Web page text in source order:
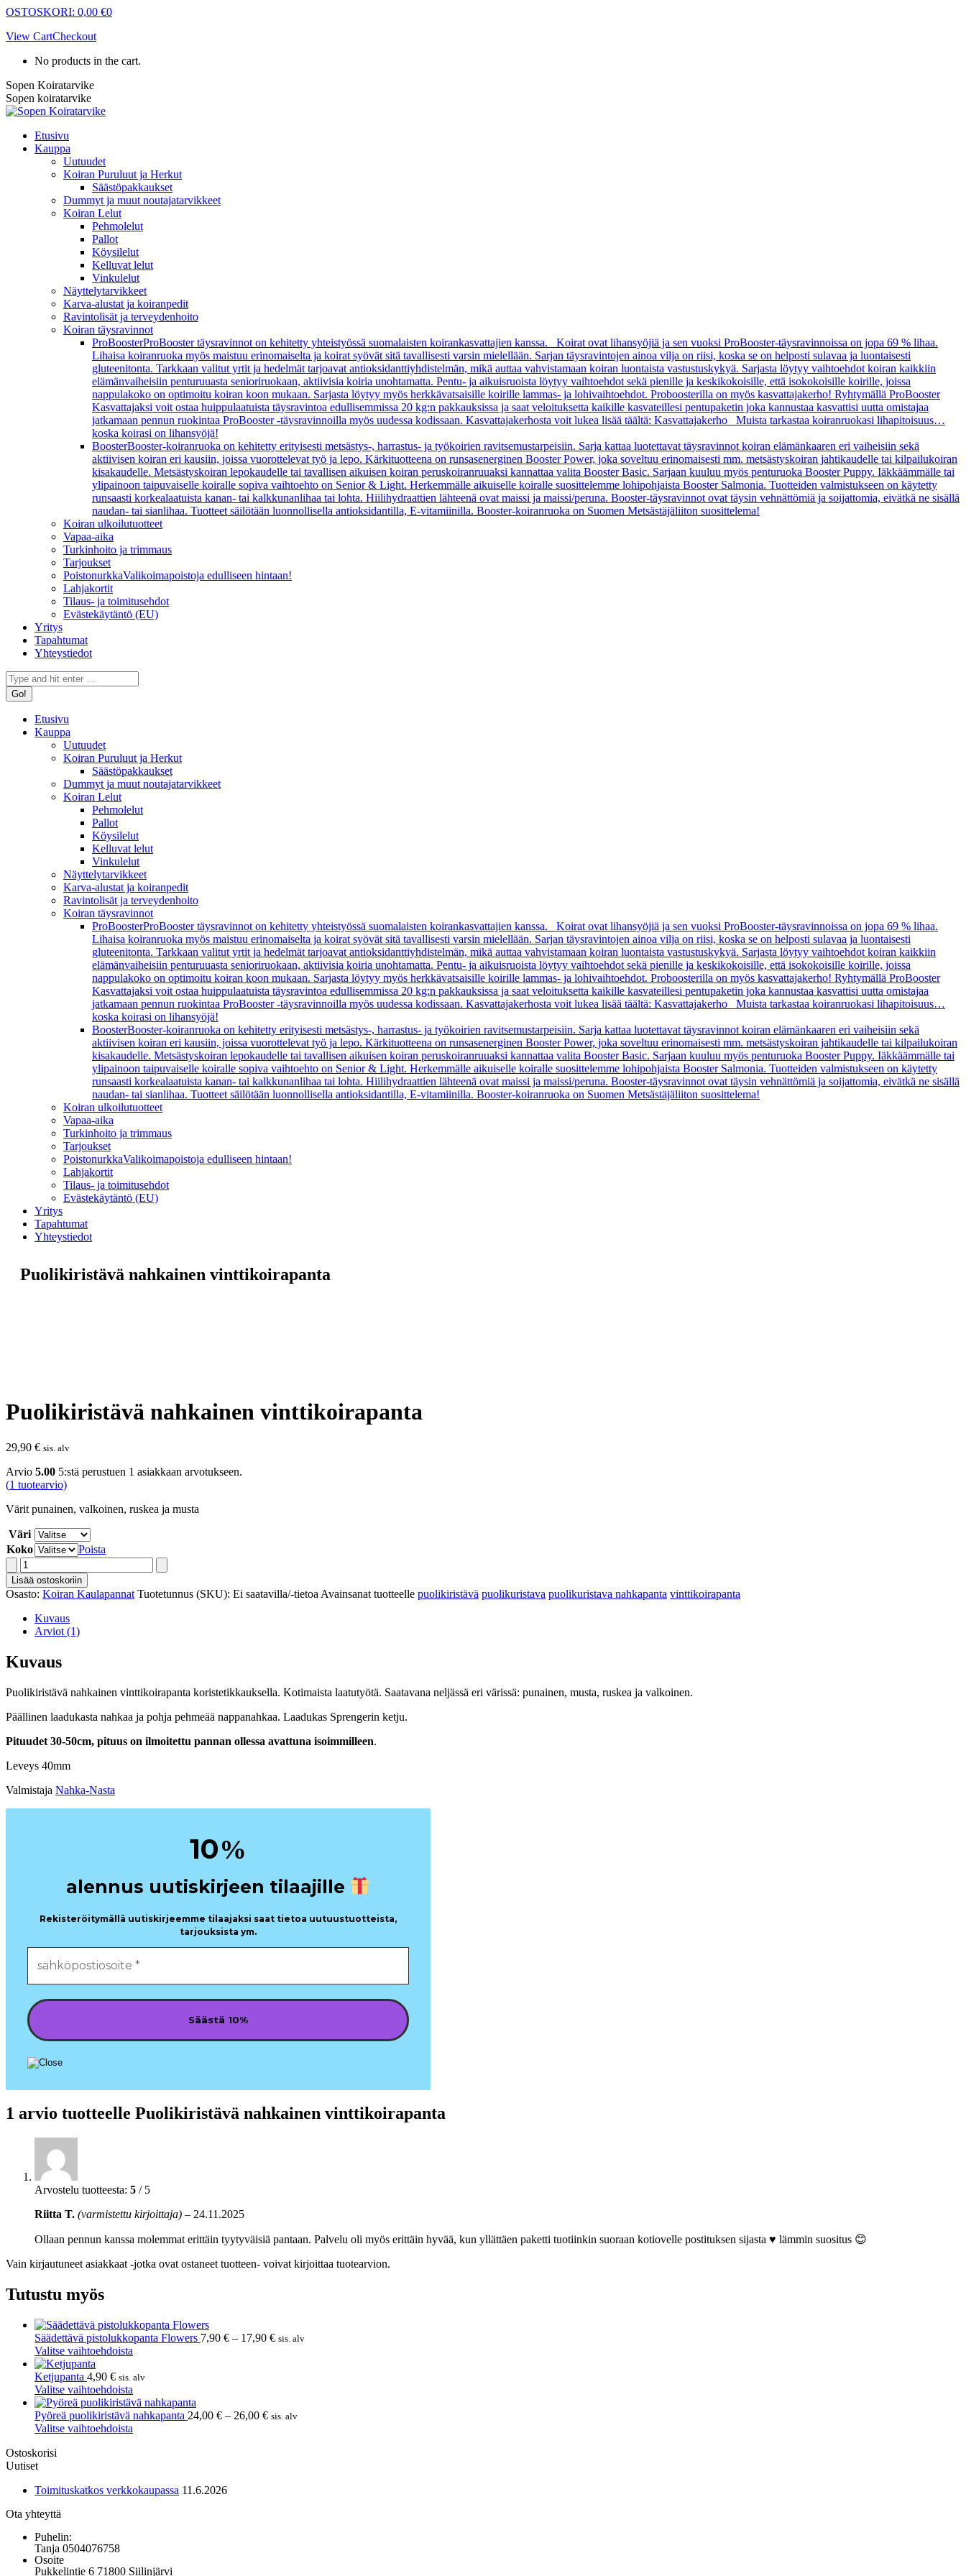
Skip
content
OSTOSKORI: 0,00 €0
View CartCheckout
No products in the cart.
Sopen Koiratarvike
Sopen koiratarvike
Etusivu
Kauppa
Uutuudet
Koiran Puruluut ja Herkut
Säästöpakkaukset
Dummyt ja muut noutajatarvikkeet
Koiran Lelut
Pehmolelut
Pallot
Köysilelut
Kelluvat lelut
Vinkulelut
Näyttelytarvikkeet
Karva-alustat ja koiranpedit
Ravintolisät ja terveydenhoito
Koiran täysravinnot
ProBoosterProBooster täysravinnot on kehitetty yhteistyössä suomalaisten koirankasvattajien kanssa. Koirat ovat lihansyöjiä ja sen vuoksi ProBooster-täysravinnoissa on jopa 69 % lihaa.
Lihaisa koiranruoka myös maistuu erinomaiselta ja koirat syövät sitä tavallisesti varsin mielellään. Sarjan täysravintojen ainoa vilja on riisi, koska se on helposti sulavaa ja luontaisesti
gluteenitonta. Tarkkaan valitut yrtit ja hedelmät tarjoavat antioksidanttiyhdistelmän, mikä auttaa vahvistamaan koiran luontaista vastustuskykyä. Sarjasta löytyy vaihtoehdot koiran kaikkiin
elämänvaiheisiin penturuuasta senioriruokaan, aktiivisia koiria unohtamatta. Pentu- ja aikuisruoista löytyy vaihtoehdot sekä pienille ja keskikokoisille, että isokokoisille koirille, joissa
nappulakoko on optimoitu koiran koon mukaan. Sarjasta löytyy myös herkkävatsaisille koirille lammas- ja lohivaihtoehdot. Proboosterilla on myös kasvattajakerho! Ryhtymällä ProBooster
Kasvattajaksi voit ostaa huippulaatuista täysravintoa edullisemmissa 20 kg:n pakkauksissa ja saat veloituksetta kaikille kasvateillesi pentupaketin joka kannustaa kasvattisi uutta omistajaa
jatkamaan pennun ruokintaa ProBooster -täysravinnoilla myös uudessa kodissaan. Kasvattajakerhosta voit lukea lisää täältä: Kasvattajakerho Muista tarkastaa koiranruokasi lihapitoisuus…
koska koirasi on lihansyöjä!
BoosterBooster-koiranruoka on kehitetty erityisesti metsästys-, harrastus- ja työkoirien ravitsemustarpeisiin. Sarja kattaa luotettavat täysravinnot koiran elämänkaaren eri vaiheisiin sekä
aktiivisen koiran eri kausiin, joissa vuorottelevat työ ja lepo. Kärkituotteena on runsasenerginen Booster Power, joka soveltuu erinomaisesti mm. metsästyskoiran jahtikaudelle tai kilpailukoiran
kisakaudelle. Metsästyskoiran lepokaudelle tai tavallisen aikuisen koiran peruskoiranruuaksi kannattaa valita Booster Basic. Sarjaan kuuluu myös penturuoka Booster Puppy. Iäkkäämmälle tai
ylipainoon taipuvaiselle koiralle sopiva vaihtoehto on Senior & Light. Herkemmälle aikuiselle koiralle suosittelemme lohipohjaista Booster Salmonia. Tuotteiden valmistukseen on käytetty
runsaasti korkealaatuista kanan- tai kalkkunanlihaa tai lohta. Hiilihydraattien lähteenä ovat maissi ja maissi/peruna. Booster-täysravinnot ovat täysin vehnättömiä ja soijattomia, eivätkä ne sisällä
naudan- tai sianlihaa. Tuotteet säilötään luonnollisella antioksidantilla, E-vitamiinilla. Booster-koiranruoka on Suomen Metsästäjäliiton suosittelema!
Koiran ulkoilutuotteet
Vapaa-aika
Turkinhoito ja trimmaus
Tarjoukset
PoistonurkkaValikoimapoistoja edulliseen hintaan!
Lahjakortit
Tilaus- ja toimitusehdot
Evästekäytäntö (EU)
Yritys
Tapahtumat
Yhteystiedot
Search:
Etusivu
Kauppa
Uutuudet
Koiran Puruluut ja Herkut
Säästöpakkaukset
Dummyt ja muut noutajatarvikkeet
Koiran Lelut
Pehmolelut
Pallot
Köysilelut
Kelluvat lelut
Vinkulelut
Näyttelytarvikkeet
Karva-alustat ja koiranpedit
Ravintolisät ja terveydenhoito
Koiran täysravinnot
ProBoosterProBooster täysravinnot on kehitetty yhteistyössä suomalaisten koirankasvattajien kanssa. Koirat ovat lihansyöjiä ja sen vuoksi ProBooster-täysravinnoissa on jopa 69 % lihaa.
Lihaisa koiranruoka myös maistuu erinomaiselta ja koirat syövät sitä tavallisesti varsin mielellään. Sarjan täysravintojen ainoa vilja on riisi, koska se on helposti sulavaa ja luontaisesti
gluteenitonta. Tarkkaan valitut yrtit ja hedelmät tarjoavat antioksidanttiyhdistelmän, mikä auttaa vahvistamaan koiran luontaista vastustuskykyä. Sarjasta löytyy vaihtoehdot koiran kaikkiin
elämänvaiheisiin penturuuasta senioriruokaan, aktiivisia koiria unohtamatta. Pentu- ja aikuisruoista löytyy vaihtoehdot sekä pienille ja keskikokoisille, että isokokoisille koirille, joissa
nappulakoko on optimoitu koiran koon mukaan. Sarjasta löytyy myös herkkävatsaisille koirille lammas- ja lohivaihtoehdot. Proboosterilla on myös kasvattajakerho! Ryhtymällä ProBooster
Kasvattajaksi voit ostaa huippulaatuista täysravintoa edullisemmissa 20 kg:n pakkauksissa ja saat veloituksetta kaikille kasvateillesi pentupaketin joka kannustaa kasvattisi uutta omistajaa
jatkamaan pennun ruokintaa ProBooster -täysravinnoilla myös uudessa kodissaan. Kasvattajakerhosta voit lukea lisää täältä: Kasvattajakerho Muista tarkastaa koiranruokasi lihapitoisuus…
koska koirasi on lihansyöjä!
BoosterBooster-koiranruoka on kehitetty erityisesti metsästys-, harrastus- ja työkoirien ravitsemustarpeisiin. Sarja kattaa luotettavat täysravinnot koiran elämänkaaren eri vaiheisiin sekä
aktiivisen koiran eri kausiin, joissa vuorottelevat työ ja lepo. Kärkituotteena on runsasenerginen Booster Power, joka soveltuu erinomaisesti mm. metsästyskoiran jahtikaudelle tai kilpailukoiran
kisakaudelle. Metsästyskoiran lepokaudelle tai tavallisen aikuisen koiran peruskoiranruuaksi kannattaa valita Booster Basic. Sarjaan kuuluu myös penturuoka Booster Puppy. Iäkkäämmälle tai
ylipainoon taipuvaiselle koiralle sopiva vaihtoehto on Senior & Light. Herkemmälle aikuiselle koiralle suosittelemme lohipohjaista Booster Salmonia. Tuotteiden valmistukseen on käytetty
runsaasti korkealaatuista kanan- tai kalkkunanlihaa tai lohta. Hiilihydraattien lähteenä ovat maissi ja maissi/peruna. Booster-täysravinnot ovat täysin vehnättömiä ja soijattomia, eivätkä ne sisällä
naudan- tai sianlihaa. Tuotteet säilötään luonnollisella antioksidantilla, E-vitamiinilla. Booster-koiranruoka on Suomen Metsästäjäliiton suosittelema!
Koiran ulkoilutuotteet
Vapaa-aika
Turkinhoito ja trimmaus
Tarjoukset
PoistonurkkaValikoimapoistoja edulliseen hintaan!
Lahjakortit
Tilaus- ja toimitusehdot
Evästekäytäntö (EU)
Yritys
Tapahtumat
Yhteystiedot
Puolikiristävä nahkainen vinttikoirapanta
Puolikiristävä nahkainen vinttikoirapanta
29,90 € sis. alv
Arvio 5.00 5:stä perustuen 1 asiakkaan arvotukseen.
(1 tuotearvio)
Värit punainen, valkoinen, ruskea ja musta
Väri
Koko
Poista
Puolikiristävä
nahkainen
vinttikoirapanta
määrä
Lisää ostoskoriin
Osasto: Koiran Kaulapannat Tuotetunnus (SKU): Ei saatavilla/-tietoa Avainsanat tuotteelle puolikiristävä puolikuristava puolikuristava nahkapanta vinttikoirapanta
Kuvaus
Arviot (1)
Kuvaus
Puolikiristävä nahkainen vinttikoirapanta koristetikkauksella. Kotimaista laatutyötä. Saatavana neljässä eri värissä: punainen, musta, ruskea ja valkoinen.
Päällinen laadukasta nahkaa ja pohja pehmeää nappanahkaa. Laadukas Sprengerin ketju.
Pituudet 30-50cm, pituus on ilmoitettu pannan ollessa avattuna isoimmilleen.
Leveys 40mm
Valmistaja Nahka-Nasta
10%
alennus uutiskirjeen tilaajille
Rekisteröitymällä uutiskirjeemme tilaajaksi saat tietoa uutuustuotteista,
tarjouksista ym.
1 arvio tuotteelle Puolikiristävä nahkainen vinttikoirapanta
Arvostelu tuotteesta: 5 / 5
Riitta T. (varmistettu kirjoittaja) – 24.11.2025
Ollaan pennun kanssa molemmat erittäin tyytyväisiä pantaan. Palvelu oli myös erittäin hyvää, kun yllättäen paketti tuotiinkin suoraan kotiovelle postituksen sijasta ♥️ lämmin suositus 😊
Vain kirjautuneet asiakkaat -jotka ovat ostaneet tuotteen- voivat kirjoittaa tuotearvion.
Tutustu myös
Säädettävä pistolukkopanta Flowers 7,90 € – 17,90 €Hintaluokka:
sis. alv
Valitse vaihtoehdoista
on
muunnelma.
Voit
Ketjupanta 4,90 € sis. alv
Valitse vaihtoehdoista
tuotteella
on
tuotteen
Pyöreä puolikiristävä nahkapanta 24,00 € – 26,00 €Hintaluokka:
sis. alv
Valitse vaihtoehdoista
Voit
Ostoskorisi
Uutiset
Toimituskatkos verkkokaupassa 11.6.2026
Ota yhteyttä
Puhelin:
Tanja 0504076758
Osoite
Pukkelintie 6 71800 Siilinjärvi